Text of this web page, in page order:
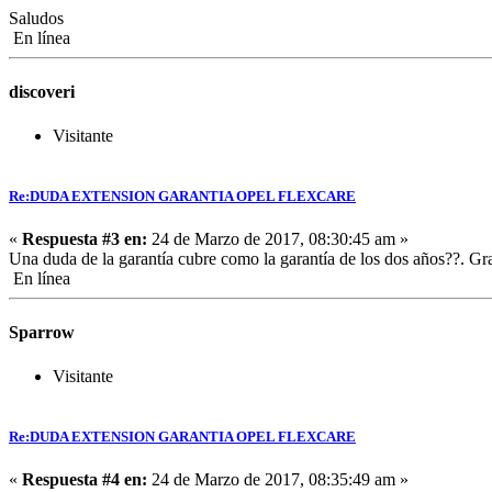
Saludos
En línea
discoveri
Visitante
Re:DUDA EXTENSION GARANTIA OPEL FLEXCARE
« Respuesta #3 en: 24 de Marzo de 2017, 08:30:45 am »
Una duda de la garantía cubre como la garantía de los dos años??.
En línea
Sparrow
Visitante
Re:DUDA EXTENSION GARANTIA OPEL FLEXCARE
« Respuesta #4 en: 24 de Marzo de 2017, 08:35:49 am »